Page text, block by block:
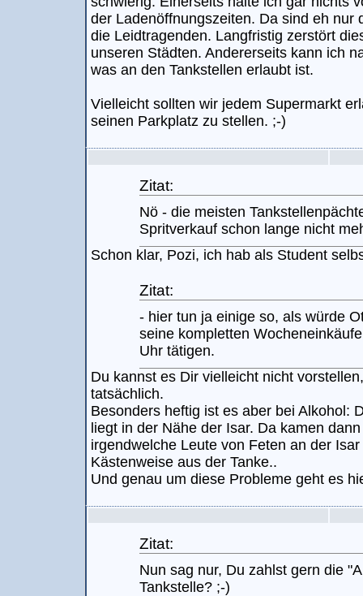
der Ladenöffnungszeiten. Da sind eh nur
die Leidtragenden. Langfristig zerstört
unseren Städten. Andererseits kann ich
was an den Tankstellen erlaubt ist.
Vielleicht sollten wir jedem Supermarkt
seinen Parkplatz zu stellen. ;-)
Zitat:
Nö - die meisten
Spritverkauf schon lange nicht
Schon klar, Pozi, ich hab als Student
Zitat:
- hier tun ja einige so, als würde
seine kompletten
Uhr tätigen.
Du kannst es Dir vielleicht nicht
tatsächlich.
Besonders heftig ist es aber bei Alkohol:
liegt in der Nähe der Isar. Da kamen
irgendwelche Leute von Feten an der
Kästenweise aus der Tanke..
Und genau um diese Probleme geht es
Zitat:
Nun sag nur, Du zahlst gern die
Tankstelle? ;-)